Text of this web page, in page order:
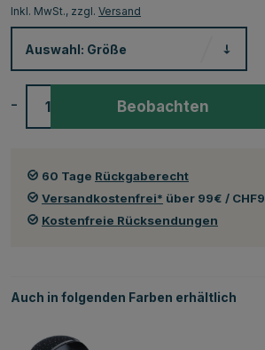
Inkl. MwSt., zzgl. Versand
Auswahl: Größe
- Beobachten
60 Tage Rückgaberecht
Versandkostenfrei* über 99€ /
Kostenfreie Rücksendungen
Auch in folgenden Farben erhältlich